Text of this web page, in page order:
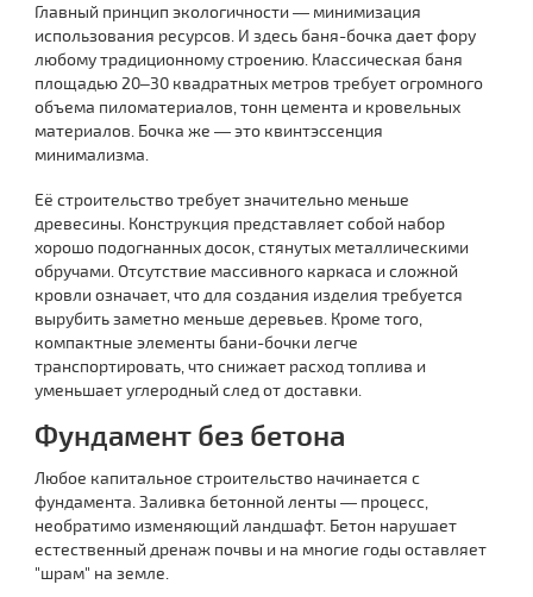
Главный принцип экологичности — минимизация
использования ресурсов. И здесь баня-бочка дает фору
любому традиционному строению. Классическая баня
площадью 20–30 квадратных метров требует огромного
объема пиломатериалов, тонн цемента и кровельных
материалов. Бочка же — это квинтэссенция
минимализма.
Её строительство требует значительно меньше
древесины. Конструкция представляет собой набор
хорошо подогнанных досок, стянутых металлическими
обручами. Отсутствие массивного каркаса и сложной
кровли означает, что для создания изделия требуется
вырубить заметно меньше деревьев. Кроме того,
компактные элементы бани-бочки легче
транспортировать, что снижает расход топлива и
уменьшает углеродный след от доставки.
Фундамент без бетона
Любое капитальное строительство начинается с
фундамента. Заливка бетонной ленты — процесс,
необратимо изменяющий ландшафт. Бетон нарушает
естественный дренаж почвы и на многие годы оставляет
"шрам" на земле.